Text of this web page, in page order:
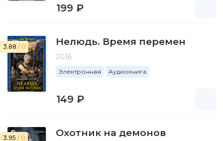
199 ₽
3.88 / 0 Нелюдь. Время перемен
2016
Электронная Аудиокнига
149 ₽
3.95 / 0 Охотник на демонов